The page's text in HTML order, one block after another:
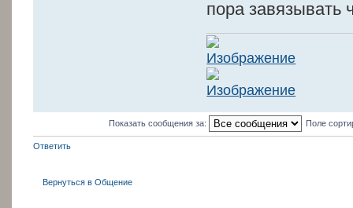
пора завязывать
Показать сообщения за: Поле
Ответить
Вернуться в Общение